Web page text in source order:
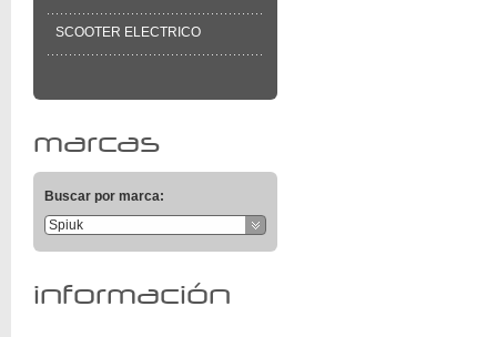
SCOOTER ELECTRICO
marcas
Buscar por marca:
Spiuk
información